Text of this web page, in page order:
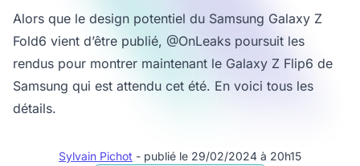
Alors que le design potentiel du Samsung Galaxy Z
Fold6 vient d’être publié, @OnLeaks poursuit les
rendus pour montrer maintenant le Galaxy Z Flip6 de
Samsung qui est attendu cet été. En voici tous les
détails.
Sylvain Pichot - publié le 29/02/2024 à 20h15